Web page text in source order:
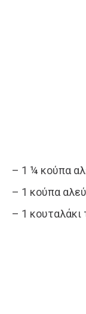
– 1 ¼ κούπα
– 1 κούπα
– 1 κουταλάκι